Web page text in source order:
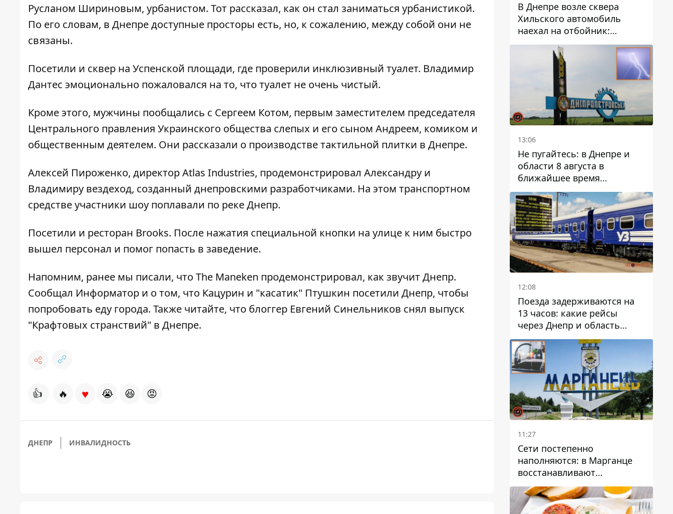
Русланом Шириновым, урбанистом. Тот рассказал, как он стал заниматься урбанистикой.
По его словам, в Днепре доступные просторы есть, но, к сожалению, между собой они не
связаны.
Посетили и сквер на Успенской площади, где проверили инклюзивный туалет. Владимир
Дантес эмоционально пожаловался на то, что туалет не очень чистый.
Кроме этого, мужчины пообщались с Сергеем Котом, первым заместителем председателя
Центрального правления Украинского общества слепых и его сыном Андреем, комиком и
общественным деятелем. Они рассказали о производстве тактильной плитки в Днепре.
Алексей Пироженко, директор Atlas Industries, продемонстрировал Александру и
Владимиру вездеход, созданный днепровскими разработчиками. На этом транспортном
средстве участники шоу поплавали по реке Днепр.
Посетили и ресторан Brooks. После нажатия специальной кнопки на улице к ним быстро
вышел персонал и помог попасть в заведение.
Напомним, ранее мы писали, что The Maneken продемонстрировал, как звучит Днепр.
Сообщал Информатор и о том, что Кацурин и "касатик" Птушкин посетили Днепр, чтобы
попробовать еду города. Также читайте, что блоггер Евгений Синельников снял выпуск
"Крафтовых странствий" в Днепре.
👍 🔥 ♥ 😭 😆 😡
ДНЕПР ИНВАЛИДНОСТЬ
В Днепре возле сквера
Хильского автомобиль
наехал на отбойник:
момент происшествия
13:06
Не пугайтесь: в Днепре и
области 8 августа в
ближайшее время
ожидается гроза
12:08
Поезда задерживаются на
13 часов: какие рейсы
через Днепр и область
выбились из графика
11:27
Сети постепенно
наполняются: в Марганце
восстанавливают
водоснабжение